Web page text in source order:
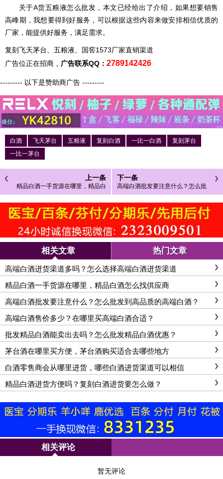
关于A货五粮液怎么批发，本文已经给出了介绍，如果想要销售
高峰期，我想要得到好服务，可以根据这些内容来做安排相信优质的
厂家，能提供好服务，满足需求。
复刻飞天茅台、五粮液、国窖1573厂家直销渠道
广告位正在招商， 广告联系QQ： 2789142426
--------- 以下是赞助商广告 ---------
白酒 飞天茅台 五粮液 复刻白酒 一比一白酒
复刻茅台
一比一茅台
上一条
精品白酒一手货源在哪里，精品白
酒怎么找供应商
下一条
高端白酒批发要注意什么？怎么批
发到高品质的高端白酒？
相关文章 热门文章
高端白酒进货渠道多吗？怎么选择高端白酒进货渠道
精品白酒一手货源在哪里，精品白酒怎么找供应商
高端白酒批发要注意什么？怎么批发到高品质的高端白酒？
高端白酒售价多少？在哪里买高端白酒合适？
批发精品白酒能卖出去吗？怎么批发精品白酒优惠？
茅台酒在哪里买方便，茅台酒购买适合去哪些地方
白酒零售商会从哪里进货，哪些白酒进货渠道可以相信
精品白酒进货方便吗？复刻白酒进货要怎么做？
相关评论
暂无评论